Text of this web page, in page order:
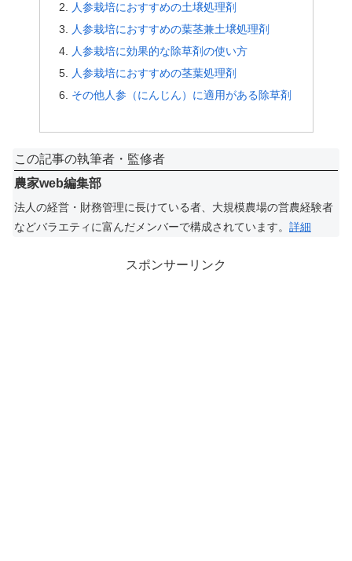
人参栽培におすすめの土壌処理剤
人参栽培におすすめの葉茎兼土壌処理剤
人参栽培に効果的な除草剤の使い方
人参栽培におすすめの茎葉処理剤
その他人参（にんじん）に適用がある除草剤
この記事の執筆者・監修者
農家web編集部
法人の経営・財務管理に長けている者、大規模農場の営農経験者
などバラエティに富んだメンバーで構成されています。 詳細
スポンサーリンク